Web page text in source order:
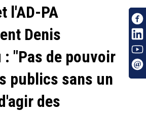
l'AD-PA
Denis
: "Pas de pouvoir
publics sans un
des